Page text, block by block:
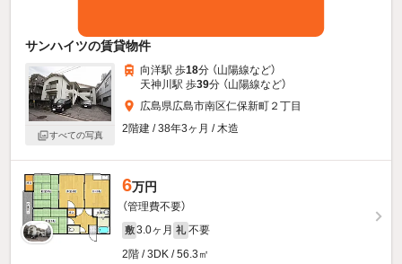
サンハイツの賃貸物件
すべての写真
向洋駅 歩18分 （山陽線など）
天神川駅 歩39分 （山陽線など）
広島県広島市南区仁保新町２丁目
2階建 / 38年3ヶ月 / 木造
6万円
（管理費不要）
敷 3.0ヶ月 礼 不要
2階 / 3DK / 56.3㎡